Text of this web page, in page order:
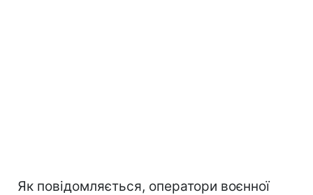
Як повідомляється, оператори воєнної